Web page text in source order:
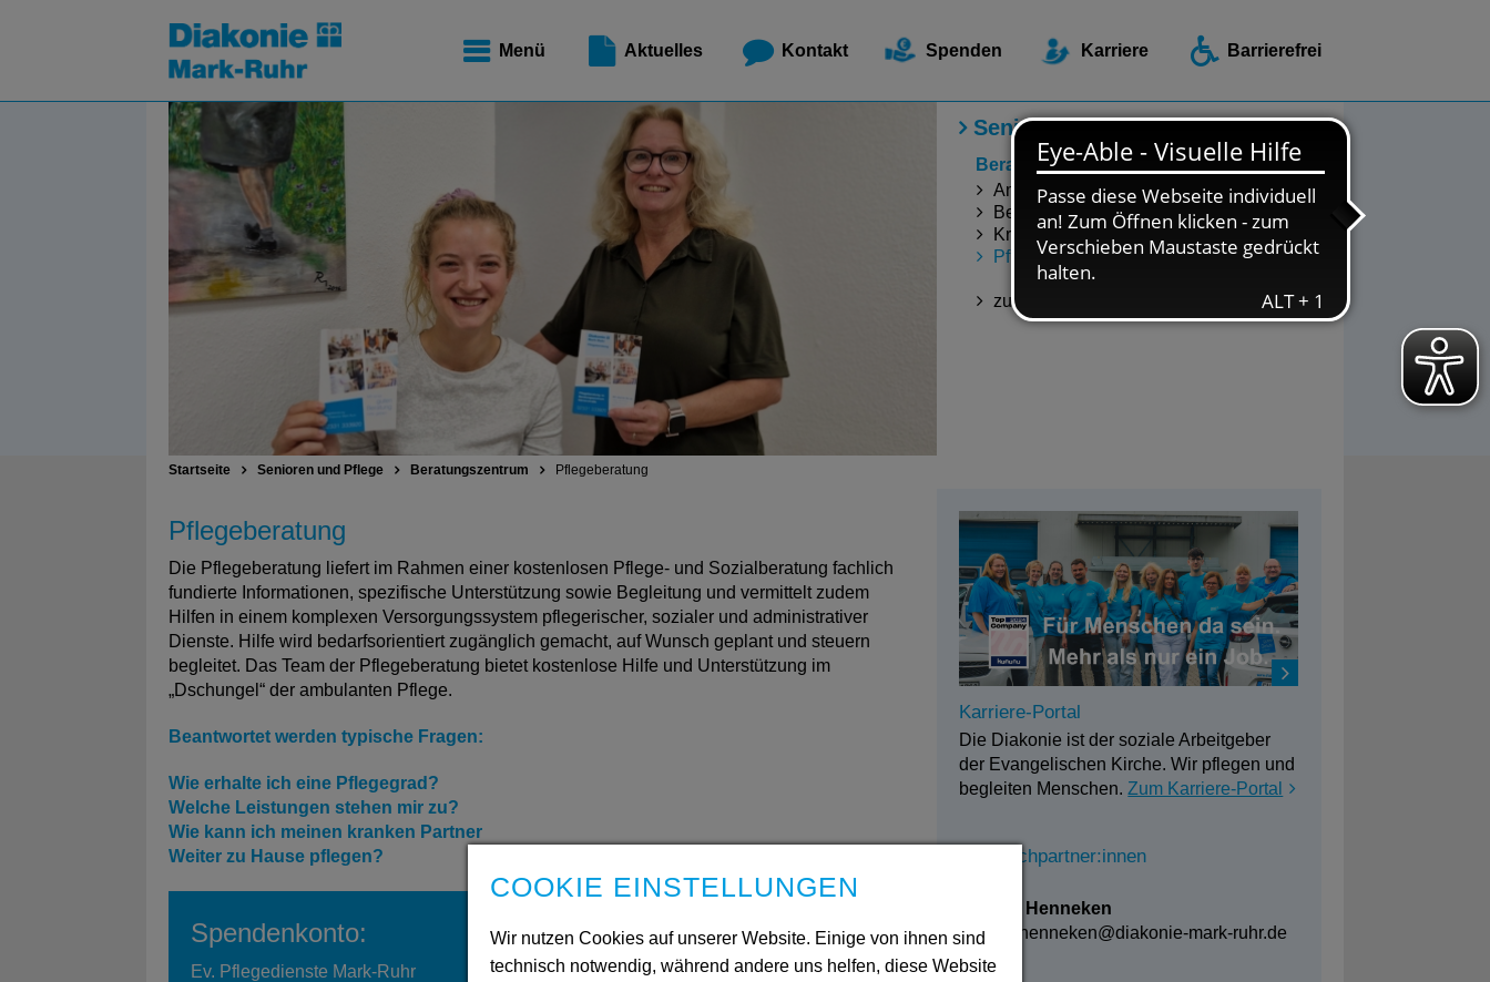
Menü Aktuelles Kontakt Spenden Karriere Barrierefrei
Meldestellen / Beratungsstellen
Senioren und Pflege
Beratungszentrum
Ambulanter Hospizdienst DA-SEIN
Begegnungsstätte
Krebsberatung
Pflegeberatung
zurück
Startseite Senioren und Pflege Beratungszentrum Pflegeberatung
Pflegeberatung
Die Pflegeberatung liefert im Rahmen einer kostenlosen Pflege- und Sozialberatung fachlich
fundierte Informationen, spezifische Unterstützung sowie Begleitung und vermittelt zudem
Hilfen in einem komplexen Versorgungssystem pflegerischer, sozialer und administrativer
Dienste. Hilfe wird bedarfsorientiert zugänglich gemacht, auf Wunsch geplant und steuern
begleitet. Das Team der Pflegeberatung bietet kostenlose Hilfe und Unterstützung im
„Dschungel“ der ambulanten Pflege.
Beantwortet werden typische Fragen:
Wie erhalte ich eine Pflegegrad?
Welche Leistungen stehen mir zu?
Wie kann ich meinen kranken Partner
Weiter zu Hause pflegen?
Spendenkonto:
Ev. Pflegedienste Mark-Ruhr
Karriere-Portal
Die Diakonie ist der soziale Arbeitgeber
der Evangelischen Kirche. Wir pflegen und
begleiten Menschen.Zum Karriere-Portal
Ansprechpartner:innen
Andrea Henneken
andrea.henneken@diakonie-mark-ruhr.de
COOKIE EINSTELLUNGEN
Wir nutzen Cookies auf unserer Website. Einige von ihnen sind
technisch notwendig, während andere uns helfen, diese Website